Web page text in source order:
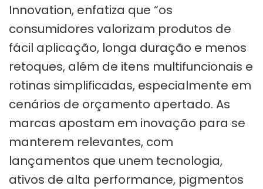
Innovation, enfatiza que “os
consumidores valorizam produtos de
fácil aplicação, longa duração e menos
retoques, além de itens multifuncionais e
rotinas simplificadas, especialmente em
cenários de orçamento apertado. As
marcas apostam em inovação para se
manterem relevantes, com
lançamentos que unem tecnologia,
ativos de alta performance, pigmentos